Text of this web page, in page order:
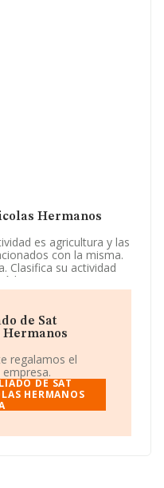
Hermanos
es agricultura y las
con la misma.
Clasifica su actividad
0121. La
exteriores.
de empleados y
en INFORMA, ese
la media de sector.
el número de
es
.
en Carretera
de Sat
regalamos el
DE SAT
HERMANOS